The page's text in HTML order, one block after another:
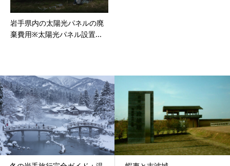
岩手県内の太陽光パネルの廃
棄費用※太陽光パネル設置...